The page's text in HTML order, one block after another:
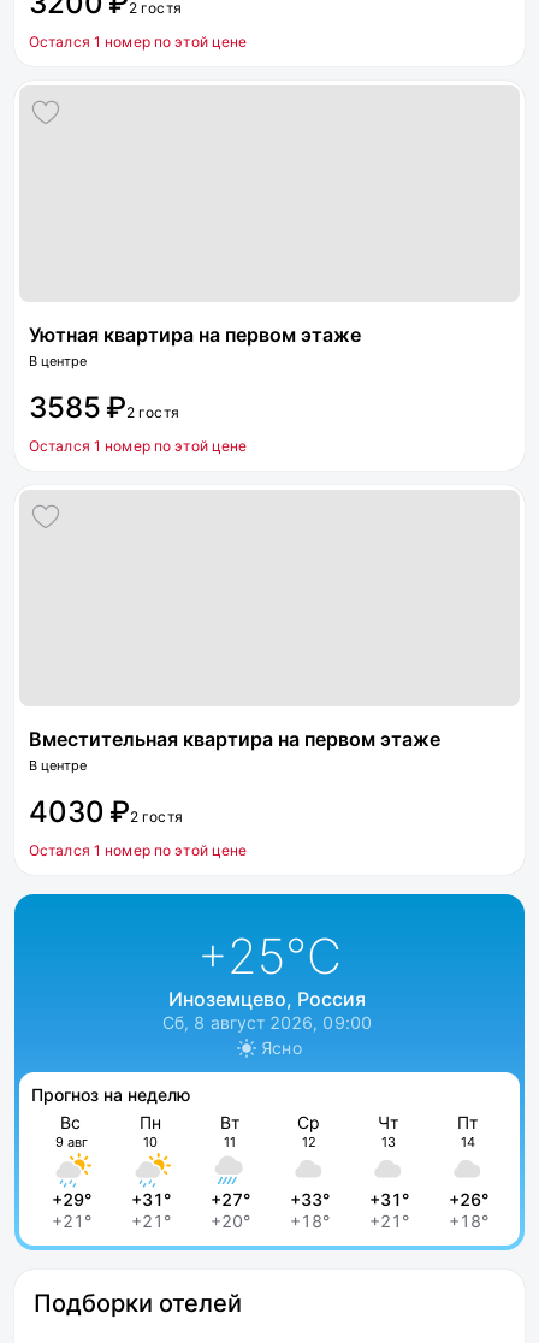
2 гостя
Остался 1 номер по этой цене
Уютная квартира на первом этаже
В центре
3585 ₽2 гостя
Остался 1 номер по этой цене
Вместительная квартира на первом этаже
В центре
4030 ₽2 гостя
Остался 1 номер по этой цене
+25°C
Иноземцево, Россия
Сб, 8 август 2026, 09:00
Ясно
Прогноз на неделю
Вс
9 авг
+29°
+21°
Пн
10
+31°
+21°
Вт
11
+27°
+20°
Ср
12
+33°
+18°
Чт
13
+31°
+21°
Пт
14
+26°
+18°
Подборки отелей